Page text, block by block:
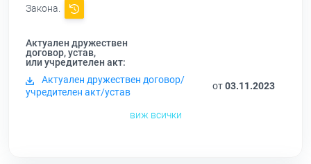
Закона.
Актуален дружествен
договор, устав,
или учредителен акт:
Актуален дружествен договор/
учредителен акт/устав
от03.11.2023
виж всички